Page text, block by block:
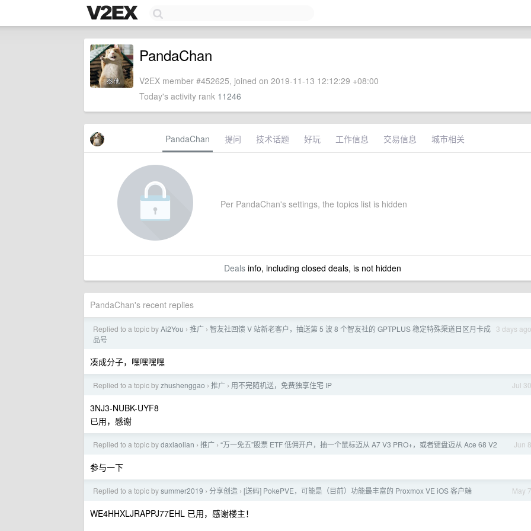
PandaChan
V2EX member #452625, joined on 2019-11-13 12:12:29 +08:00
Today's activity rank 11246
PandaChan 提问 技术话题 好玩 工作信息 交易信息 城市相关
Per PandaChan's settings, the topics list is hidden
Dealsinfo, including closed deals, is not hidden
PandaChan's recent replies
3 days ago
Replied to a topic byAi2You › 推广 › 智友社回馈 V 站新老客户，抽送第 5 波 8 个智友社的 GPTPLUS 稳定特殊渠道日区月卡成
品号
凑成分子，嘿嘿嘿嘿
Jul 30
Replied to a topic byzhushenggao › 推广 › 用不完随机送，免费独享住宅 IP
3NJ3-NUBK-UYF8
已用，感谢
Jun 8
Replied to a topic bydaxiaolian › 推广 › “万一免五”股票 ETF 低佣开户，抽一个鼠标迈从 A7 V3 PRO+，或者键盘迈从 Ace 68 V2
参与一下
May 7
Replied to a topic bysummer2019 › 分享创造 › [送码] PokePVE，可能是（目前）功能最丰富的 Proxmox VE iOS 客户端
WE4HHXLJRAPPJ77EHL 已用，感谢楼主！